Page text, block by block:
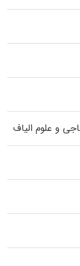
و علوم الیاف